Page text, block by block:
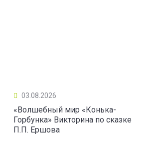
03.08.2026
«Волшебный мир «Конька-
Горбунка» Викторина по сказке
П.П. Ершова